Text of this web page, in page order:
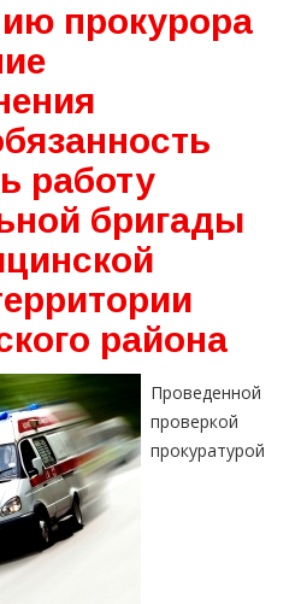
прокурора
работу
бригады
района
Проведенной
проверкой
прокуратурой